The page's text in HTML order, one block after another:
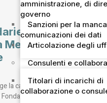
amministrazione, di
governo
Sanzioni per la
comunicazioni dei dati
Articolazione degli
Consulenti e
Titolari di incarichi di
collaborazione o
ANT e
Mercati uniti
la campagna “Agrumi
Fondazione ANT…